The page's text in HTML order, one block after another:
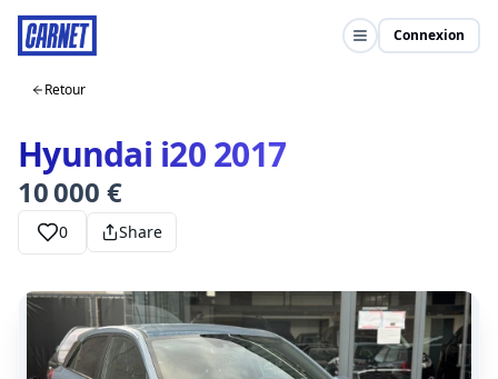
Connexion
Retour
Hyundai i20 2017
10 000 €
0 Share